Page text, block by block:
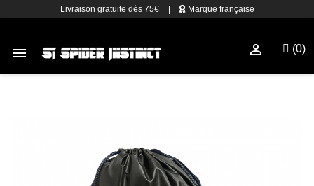
Livraison gratuite dès 75€ Marque française
 (0)
